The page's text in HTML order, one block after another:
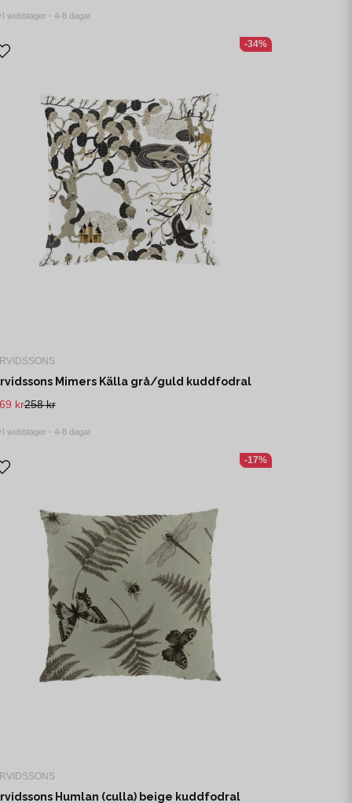
I webblager - 4-8 dagar
Mimers Källa grå/guld kuddfodral
258 kr
kr
I webblager - 4-8 dagar
-34%
Humlan (culla) beige kuddfodral
-17%